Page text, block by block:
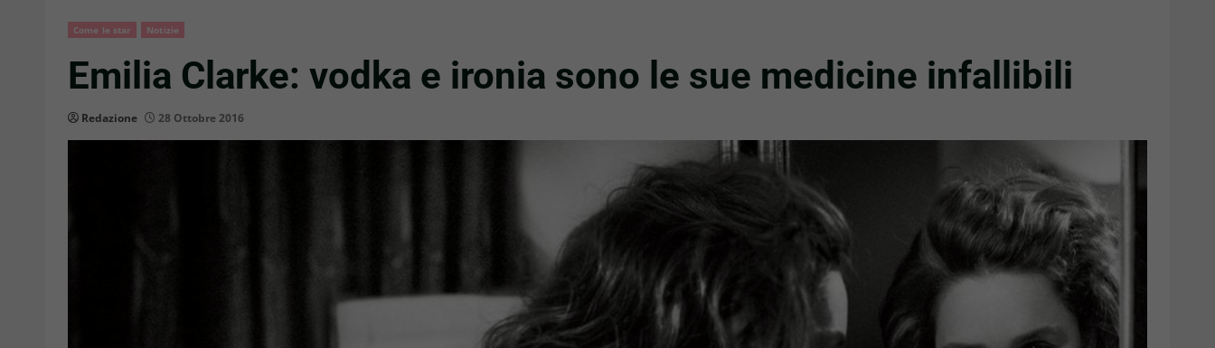
Come le star Notizie
Emilia Clarke: vodka e ironia sono le sue medicine infallibili
Redazione 28 Ottobre 2016